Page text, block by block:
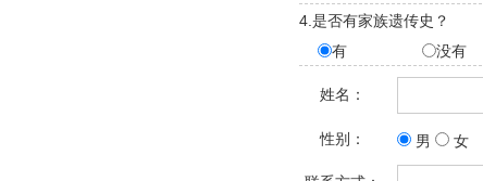
4.是否有家族遗传史？
有
没有
姓名：
性别： 男 女